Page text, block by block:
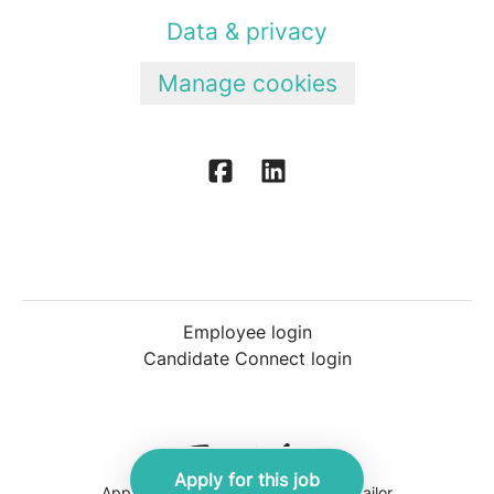
Apply for this job
Data & privacy
Manage cookies
Employee login
Candidate Connect login